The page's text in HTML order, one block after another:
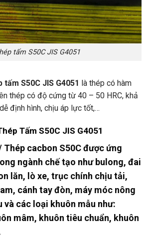
tấm S50C JIS G4051
S50C JIS G4051 là thép có hàm
thép có độ cứng từ 40 – 50 HRC, khả
định hình, chịu áp lực tốt,…
Tấm S50C JIS G4051
Thép cacbon S50C được ứng
ngành chế tạo như bulong, đai
lăn, lò xe, trục chính chịu tải,
cánh tay đòn, máy móc nông
và các loại khuôn mẫu như:
mâm, khuôn tiêu chuẩn, khuôn